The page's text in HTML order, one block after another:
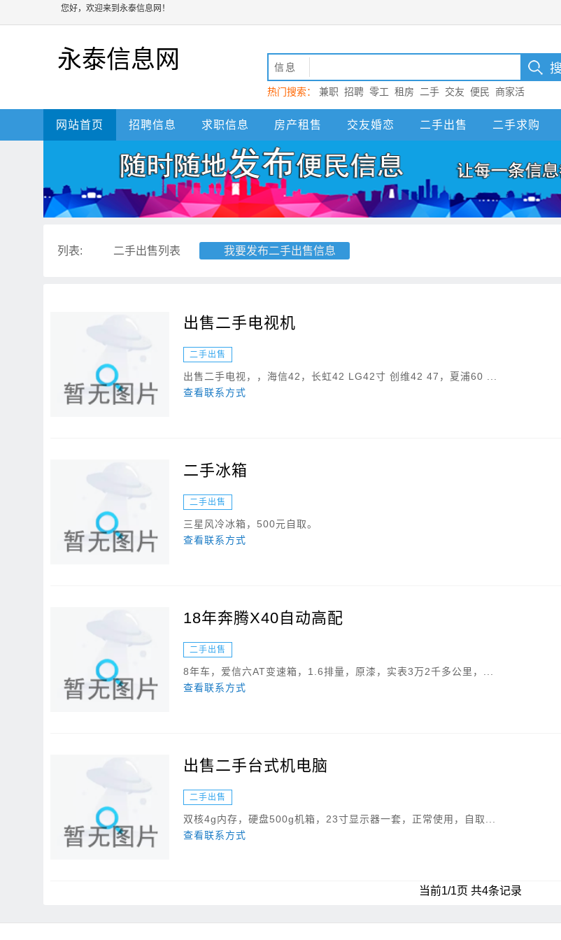
您好，欢迎来到永泰信息网！
永泰信息网 信息
热门搜索： 兼职 招聘 零工 租房 二手 交友 便民
商家活
动 永泰
网站首页 招聘信息 求职信息 房产租售 交友婚恋 二手出售 二手求购
列表: 二手出售列表 我要发布二手出售信息
出售二手电视机
二手出售
出售二手电视，，海信42，长虹42 LG42寸 创维42 47，夏浦60 ...
查看联系方式
二手冰箱
二手出售
三星风冷冰箱，500元自取。
查看联系方式
18年奔腾X40自动高配
二手出售
8年车，爱信六AT变速箱，1.6排量，原漆，实表3万2千多公里，...
查看联系方式
出售二手台式机电脑
二手出售
双核4g内存，硬盘500g机箱，23寸显示器一套，正常使用，自取...
查看联系方式
当前1/1页 共4条记录